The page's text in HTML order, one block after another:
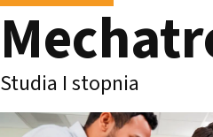
Studia I stopnia